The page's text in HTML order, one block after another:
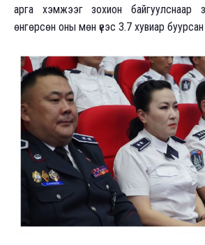
арга хэмжээг зохион байгуулснаар
өнгөрсөн оны мөн үеэс 3.7 хувиар буурсан